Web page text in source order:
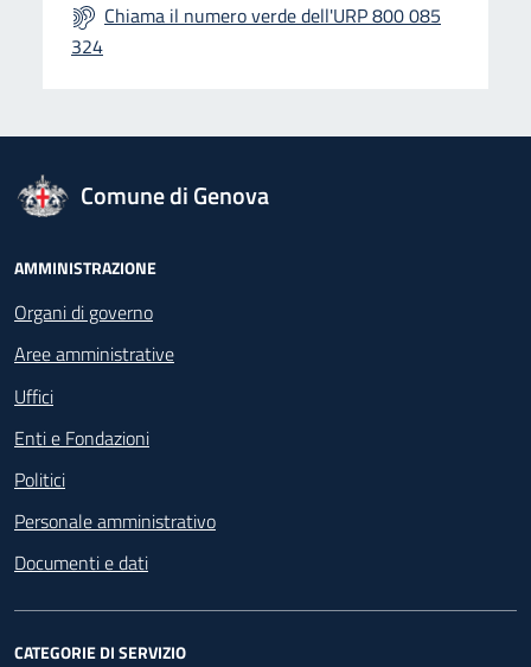
Chiama il numero verde dell'URP 800 085
324
logo Unione Europea
Comune di Genova
Footer - Navigazione
AMMINISTRAZIONE
Organi di governo
Aree amministrative
Uffici
Enti e Fondazioni
Politici
Personale amministrativo
Documenti e dati
CATEGORIE DI SERVIZIO